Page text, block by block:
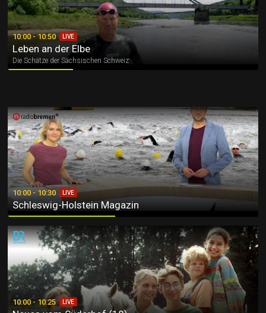
10:00 - 10:50 LIVE
Leben an der Elbe
Die Schätze der Sächsischen Schweiz
10:00 - 10:30 LIVE
Schleswig-Holstein Magazin
Schleswig-Holstein Magazin
10:00 - 10:25 LIVE
Neues vom Süderhof (18)